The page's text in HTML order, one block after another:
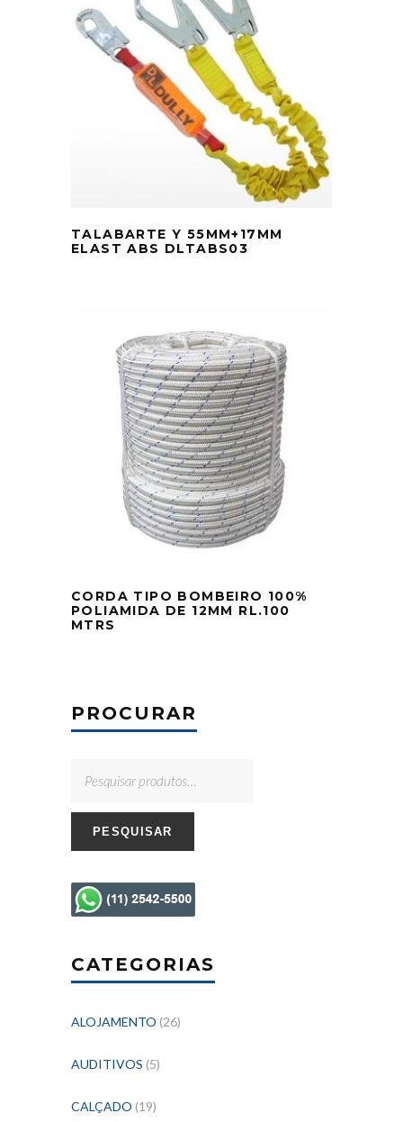
TALABARTE Y 55MM+17MM
ELAST ABS DLTABS03
CORDA TIPO BOMBEIRO 100%
POLIAMIDA DE 12MM RL.100
MTRS
PROCURAR
PESQUISAR
CATEGORIAS
ALOJAMENTO (26)
AUDITIVOS (5)
CALÇADO (19)